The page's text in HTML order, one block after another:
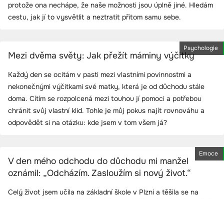
protože ona nechápe, že naše možnosti jsou úplně jiné. Hledám
cestu, jak jí to vysvětlit a neztratit přitom samu sebe.
Psychologie
Mezi dvěma světy: Jak přežít máminy výčitky
Každý den se ocitám v pasti mezi vlastními povinnostmi a
nekonečnými výčitkami své matky, která je od důchodu stále
doma. Cítím se rozpolcená mezi touhou jí pomoci a potřebou
chránit svůj vlastní klid. Tohle je můj pokus najít rovnováhu a
odpovědět si na otázku: kde jsem v tom všem já?
Emoce
V den mého odchodu do důchodu mi manžel
oznámil: „Odcházím. Zasloužím si nový život.“
Celý život jsem učila na základní škole v Plzni a těšila se na